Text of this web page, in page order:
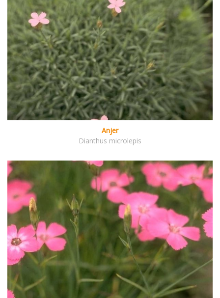
Anjer
Dianthus microlepis